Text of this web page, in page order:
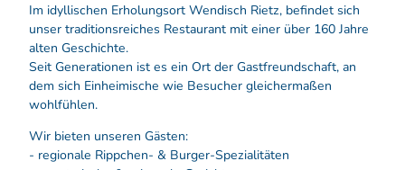
Im idyllischen Erholungsort Wendisch Rietz, befindet sich
unser traditionsreiches Restaurant mit einer über 160 Jahre
alten Geschichte.
Seit Generationen ist es ein Ort der Gastfreundschaft, an
dem sich Einheimische wie Besucher gleichermaßen
wohlfühlen.
Wir bieten unseren Gästen:
- regionale Rippchen- & Burger-Spezialitäten